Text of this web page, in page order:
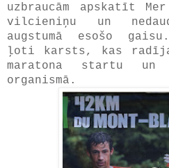
uzbraucām apskatīt
vilcieniņu un
augstumā esošo
ļoti karsts, kas radīja
maratona startu un
organismā.